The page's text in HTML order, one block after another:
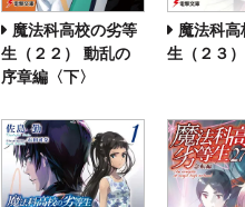
魔法科高校の劣等
生（２２） 動乱の
序章編〈下〉
魔法科高
生（２３